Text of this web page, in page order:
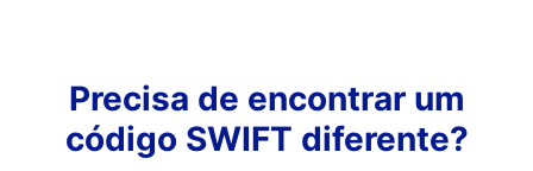
Precisa de encontrar um
código SWIFT diferente?